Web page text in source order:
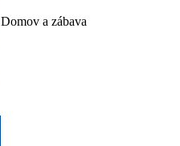
Domov a zábava